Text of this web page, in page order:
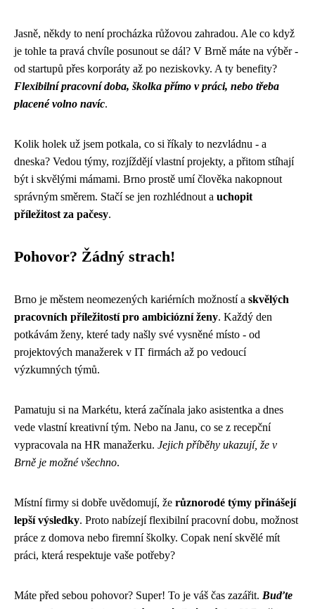
Jasně, někdy to není procházka růžovou zahradou. Ale co když
je tohle ta pravá chvíle posunout se dál? V Brně máte na výběr -
od startupů přes korporáty až po neziskovky. A ty benefity?
Flexibilní pracovní doba, školka přímo v práci, nebo třeba
placené volno navíc.
Kolik holek už jsem potkala, co si říkaly to nezvládnu - a
dneska? Vedou týmy, rozjíždějí vlastní projekty, a přitom stíhají
být i skvělými mámami. Brno prostě umí člověka nakopnout
správným směrem. Stačí se jen rozhlédnout a uchopit
příležitost za pačesy.
Pohovor? Žádný strach!
Brno je městem neomezených kariérních možností a skvělých
pracovních příležitostí pro ambiciózní ženy. Každý den
potkávám ženy, které tady našly své vysněné místo - od
projektových manažerek v IT firmách až po vedoucí
výzkumných týmů.
Pamatuju si na Markétu, která začínala jako asistentka a dnes
vede vlastní kreativní tým. Nebo na Janu, co se z recepční
vypracovala na HR manažerku. Jejich příběhy ukazují, že v
Brně je možné všechno.
Místní firmy si dobře uvědomují, že různorodé týmy přinášejí
lepší výsledky. Proto nabízejí flexibilní pracovní dobu, možnost
práce z domova nebo firemní školky. Copak není skvělé mít
práci, která respektuje vaše potřeby?
Máte před sebou pohovor? Super! To je váš čas zazářit. Buďte